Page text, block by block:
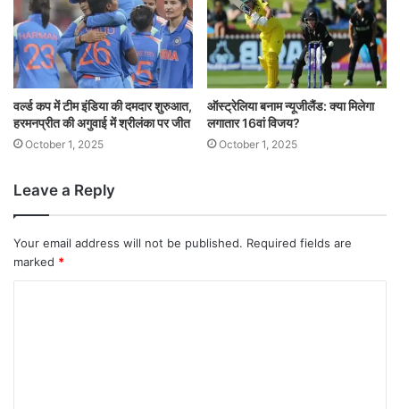
वर्ल्ड कप में टीम इंडिया की दमदार शुरुआत,
हरमनप्रीत की अगुवाई में श्रीलंका पर जीत
October 1, 2025
ऑस्ट्रेलिया बनाम न्यूजीलैंड: क्या मिलेगा
लगातार 16वां विजय?
October 1, 2025
Leave a Reply
Your email address will not be published. Required fields are
marked *